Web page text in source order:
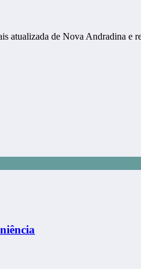
atualizada de Nova Andradina e